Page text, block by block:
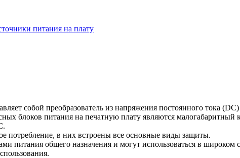
питания на плату
собой преобразователь из напряжения постоянного тока
блоков питания на печатную плату являются малогабаритный
потребление, в них встроены все основные виды защиты.
питания общего назначения и могут использоваться в